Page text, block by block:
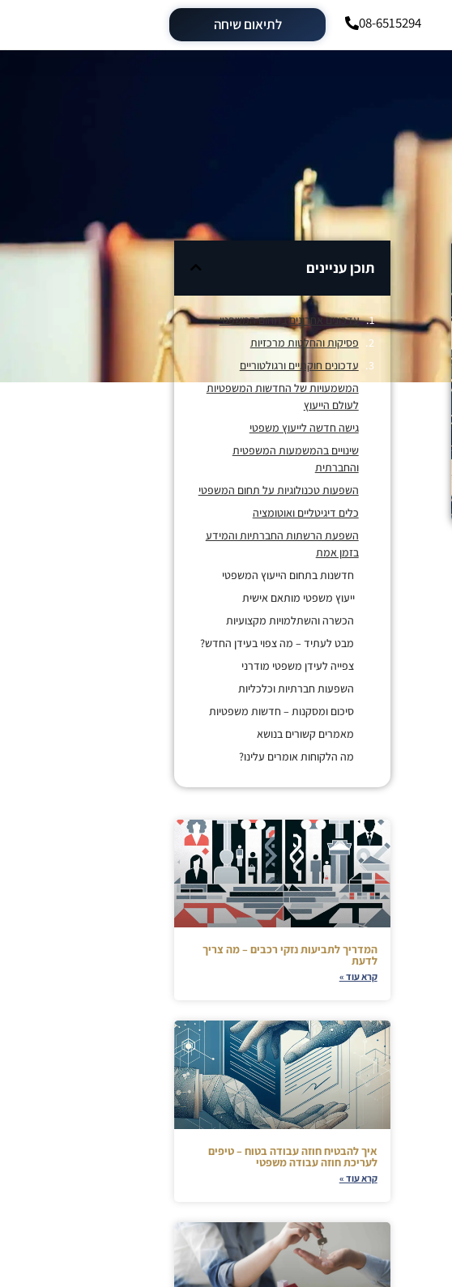
08-6515294 לתיאום שיחה
תוכן עניינים
עדכונים אחרונים בתחום המשפטי
פסיקות והחלטות מרכזיות
עדכונים חוקתיים ורגולטוריים
המשמעויות של החדשות המשפטיות
לעולם הייעוץ
גישה חדשה לייעוץ משפטי
שינויים בהמשמעות המשפטית
והחברתית
השפעות טכנולוגיות על תחום המשפטי
כלים דיגיטליים ואוטומציה
השפעת הרשתות החברתיות והמידע
בזמן אמת
חדשנות בתחום הייעוץ המשפטי
ייעוץ משפטי מותאם אישית
הכשרה והשתלמויות מקצועיות
מבט לעתיד – מה צפוי בעידן החדש?
צפייה לעידן משפטי מודרני
השפעות חברתיות וכלכליות
סיכום ומסקנות – חדשות משפטיות
מאמרים קשורים בנושא
מה הלקוחות אומרים עלינו?
המדריך לתביעות נזקי רכבים – מה צריך
לדעת
קרא עוד »
איך להבטיח חוזה עבודה בטוח – טיפים
לעריכת חוזה עבודה משפטי
קרא עוד »